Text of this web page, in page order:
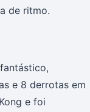
de ritmo.
e 8 derrotas em
e foi